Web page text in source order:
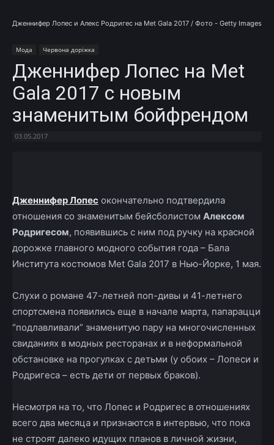
Дженнифер Лопес и Алекс Родригес на Met Gala 2017 / Фото - Getty Images
Мода Червона доріжка
Дженнифер Лопес на Met
Gala 2017 с новым
знаменитым бойфрендом
03.05.2017
Дженнифер Лопес окончательно подтвердила
отношения со знаменитым бейсболистом Алексом
Родригесом, появившись с ним под ручку на красной
дорожке главного модного события года – Бала
Института костюмов Met Gala 2017 в Нью-Йорке, 1 мая.
Слухи о романе 47-летней поп-дивы и 41-летнего
спортсмена появились еще в начале марта, папарацци
“подлавливали” знаменитую пару на многочисленных
свиданиях в модных ресторанах и в неформальной
обстановке на прогулках с детьми (у обоих – Лопеси и
Родригеса – есть дети от первых браков).
Несмотря на то, что Лопес и Родригес в отношениях
всего два месяца и признаются в интервью, что пока
не строят далеко идущих планов в личной жизни,